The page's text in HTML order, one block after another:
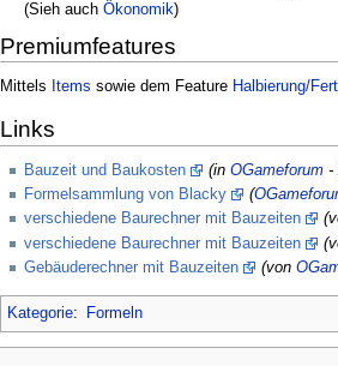
(Sieh auch Ökonomik)
Premiumfeatures
Mittels Items sowie dem Feature Halbierung/
Links
Bauzeit und Baukosten (in OGameforum-
Formelsammlung von Blacky
(
verschiedene Baurechner mit Bauzeiten
verschiedene Baurechner mit Bauzeiten
Gebäuderechner mit Bauzeiten
(von
Kategorie: Formeln